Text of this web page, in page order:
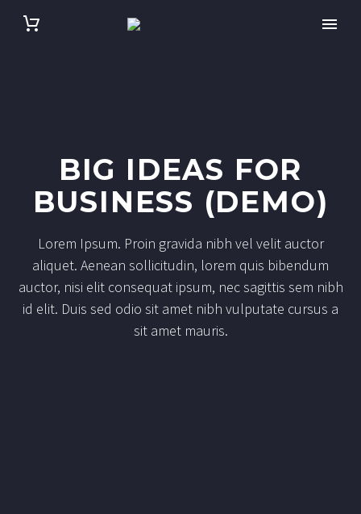
BIG IDEAS FOR
BUSINESS (DEMO)
Lorem Ipsum. Proin gravida nibh vel velit auctor
aliquet. Aenean sollicitudin, lorem quis bibendum
auctor, nisi elit consequat ipsum, nec sagittis sem nibh
id elit. Duis sed odio sit amet nibh vulputate cursus a
sit amet mauris.